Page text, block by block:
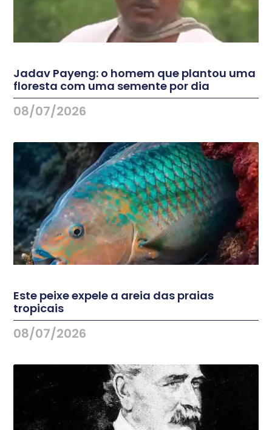
Jadav Payeng: o homem que plantou uma
floresta com uma semente por dia
08/07/2026
Este peixe expele a areia das praias
tropicais
08/07/2026